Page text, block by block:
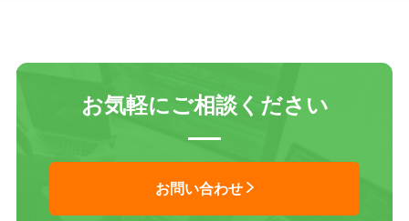
お気軽にご相談ください
お問い合わせ